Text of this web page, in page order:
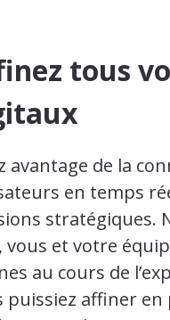
tous
avantage de la
en temps
stratégiques.
vous et votre
au cours de
puissiez affiner